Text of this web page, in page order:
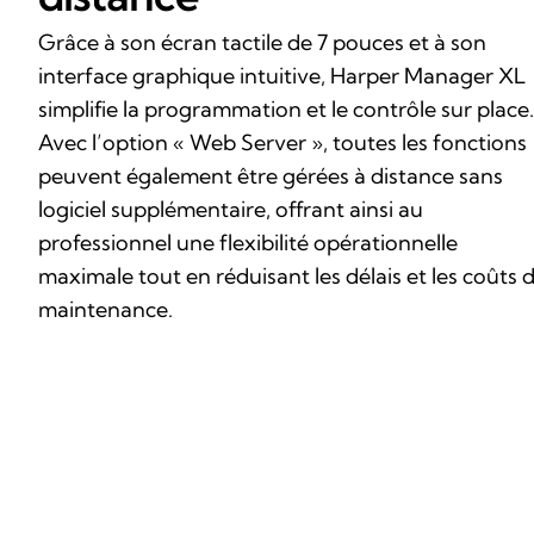
Grâce à son écran tactile de 7 pouces et à son
interface graphique intuitive, Harper Manager XL
simplifie la programmation et le contrôle sur place.
Avec l’option « Web Server », toutes les fonctions
peuvent également être gérées à distance sans
logiciel supplémentaire, offrant ainsi au
professionnel une flexibilité opérationnelle
maximale tout en réduisant les délais et les coûts
maintenance.